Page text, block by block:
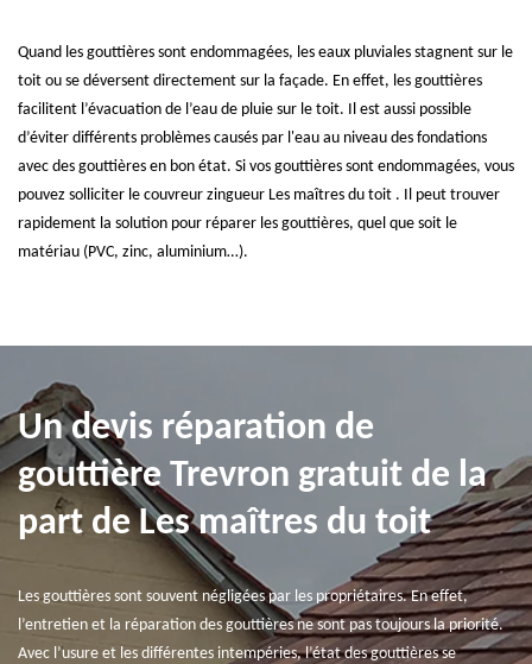
Quand les gouttières sont endommagées, les eaux pluviales stagnent sur le
toit ou se déversent directement sur la façade. En effet, les gouttières
facilitent l’évacuation de l’eau de pluie sur le toit. Il est aussi possible
d’éviter différents problèmes causés par l'eau au niveau des fondations
avec des gouttières en bon état. Si vos gouttières sont endommagées, vous
pouvez solliciter le couvreur zingueur Les maîtres du toit . Il peut trouver
rapidement la solution pour réparer les gouttières, quel que soit le
matériau (PVC, zinc, aluminium…).
Un devis réparation de
gouttière Trevron gratuit de la
part de Les maîtres du toit
Les gouttières sont souvent négligées par les propriétaires. En effet,
l’entretien et la réparation des gouttières ne sont pas toujours la priorité.
Avec l’usure et les différentes intempéries, l’état des gouttières se